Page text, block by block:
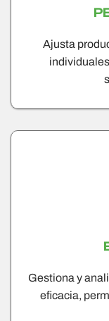
Ajusta
Gestiona y
eficacia,